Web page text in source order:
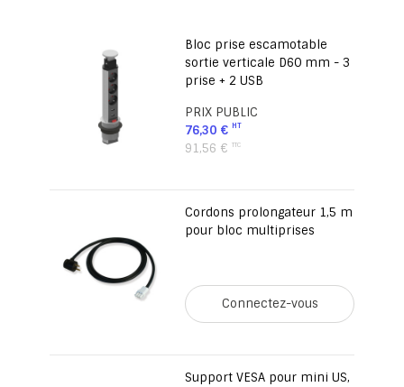
Bloc prise escamotable
sortie verticale D60 mm - 3
prise + 2 USB
PRIX PUBLIC
76,30 €
91,56 €
Cordons prolongateur 1,5 m
pour bloc multiprises
Connectez-vous
Support VESA pour mini US,